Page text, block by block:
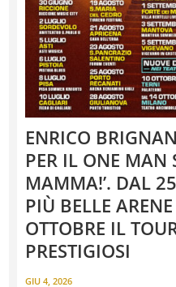
ENRICO
PER IL ONE MAN
MAMMA!’. DAL
PIÙ BELLE
OTTOBRE IL
PRESTIGIOSI
GIU 4, 2026